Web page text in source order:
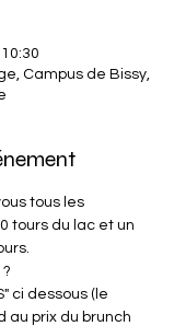
Campus de Bissy,
tous les
tours du lac et un
ci dessous (le
au prix du brunch